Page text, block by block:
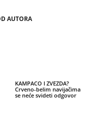
AUTORA
KAMPACO I ZVEZDA?
Crveno-belim navijačima
se neće svideti odgovor